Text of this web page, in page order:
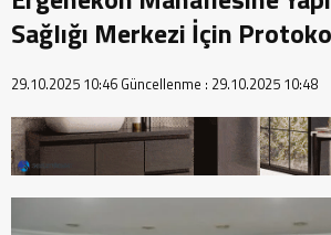
Sağlığı Merkezi İçin
29.10.2025 10:46 Güncellenme : 29.10.2025 10:48